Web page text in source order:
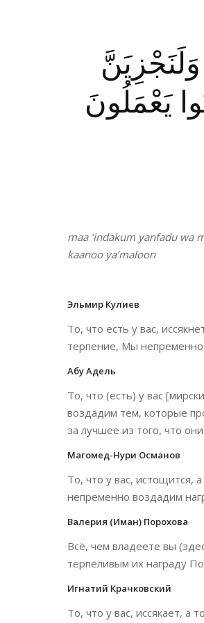
يَعْمَلُونَ
maa ‘indakum yanfadu wa
kaanoo ya’maloon
Эльмир Кулиев
То, что есть у вас,
терпение, Мы непременно
Абу Адель
То, что (есть) у вас
воздадим тем, которые
за лучшее из того, что
Магомед-Нури Османов
То, что у вас, истощится,
непременно воздадим
Валерия (Иман) Порохова
Всё, чем владеете вы
терпеливым их награду
Игнатий Крачковский
То, что у вас, иссякает, а